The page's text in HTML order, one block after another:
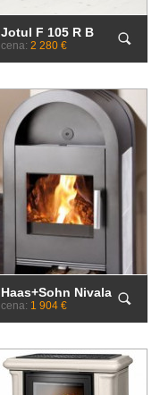
Jotul F 105 R B
cena: 2 280 €
Haas+Sohn Nivala
cena: 1 904 €